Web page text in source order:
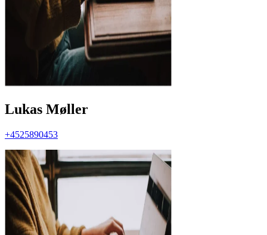
Lukas Møller
+4525890453